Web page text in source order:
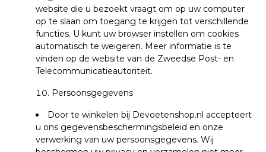
website die u bezoekt vraagt om op uw computer
op te slaan om toegang te krijgen tot verschillende
functies. U kunt uw browser instellen om cookies
automatisch te weigeren. Meer informatie is te
vinden op de website van de Zweedse Post- en
Telecommunicatieautoriteit.
Persoonsgegevens
Door te winkelen bij Devoetenshop.nl accepteert
u ons gegevensbeschermingsbeleid en onze
verwerking van uw persoonsgegevens. Wij